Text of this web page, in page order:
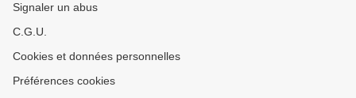
Signaler un abus
C.G.U.
Cookies et données personnelles
Préférences cookies